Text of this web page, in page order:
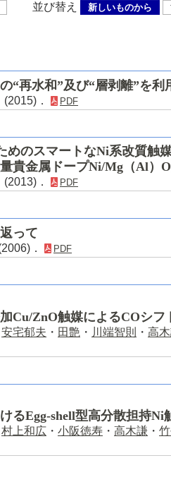
並び替え 新しいものから
“再水和”及び“層剥離”を利
(2015)． PDF
めのスマートなNi系改質触
量貴金属ドープNi/Mg（Al）
(2013)． PDF
って
． PDF
Cu/ZnO触媒によるCOシフ
安宅郁夫 ・ 田艶 ・ 川端智則 ・ 高
るEgg-shell型高分散担持Ni
村上和広 ・ 小阪徳寿 ・ 高木謙 ・